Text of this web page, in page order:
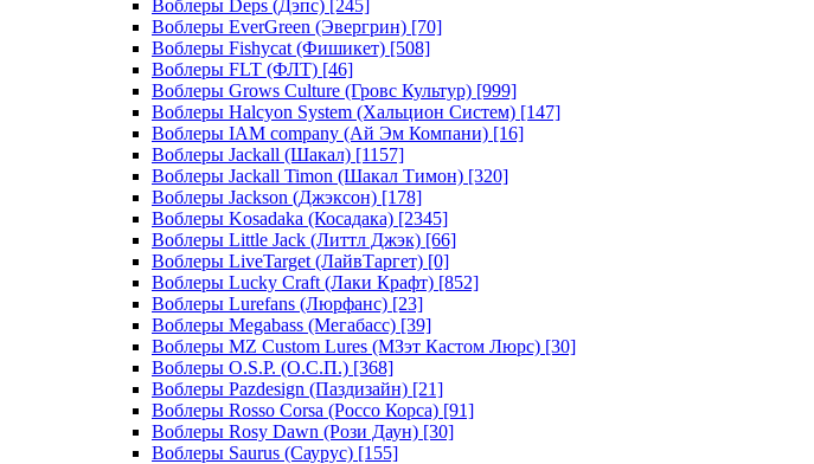
Воблеры Deps (Дэпс) [245]
Воблеры EverGreen (Эвергрин) [70]
Воблеры Fishycat (Фишикет) [508]
Воблеры FLT (ФЛТ) [46]
Воблеры Grows Culture (Гровс Культур) [999]
Воблеры Halcyon System (Хальцион Систем) [147]
Воблеры IAM company (Ай Эм Компани) [16]
Воблеры Jackall (Шакал) [1157]
Воблеры Jackall Timon (Шакал Тимон) [320]
Воблеры Jackson (Джэксон) [178]
Воблеры Kosadaka (Косадака) [2345]
Воблеры Little Jack (Литтл Джэк) [66]
Воблеры LiveTarget (ЛайвТаргет) [0]
Воблеры Lucky Craft (Лаки Крафт) [852]
Воблеры Lurefans (Люрфанс) [23]
Воблеры Megabass (Мегабасс) [39]
Воблеры MZ Custom Lures (МЗэт Кастом Люрс) [30]
Воблеры O.S.P. (О.С.П.) [368]
Воблеры Pazdesign (Паздизайн) [21]
Воблеры Rosso Corsa (Россо Корса) [91]
Воблеры Rosy Dawn (Рози Даун) [30]
Воблеры Saurus (Саурус) [155]